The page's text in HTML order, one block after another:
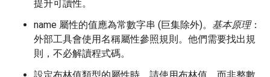
提升可讀性。
name 屬性的值應為常數字串 (巨集除外)。 基本原理：
外部工具會使用名稱屬性參照規則。他們需要找出規
則，不必解讀程式碼。